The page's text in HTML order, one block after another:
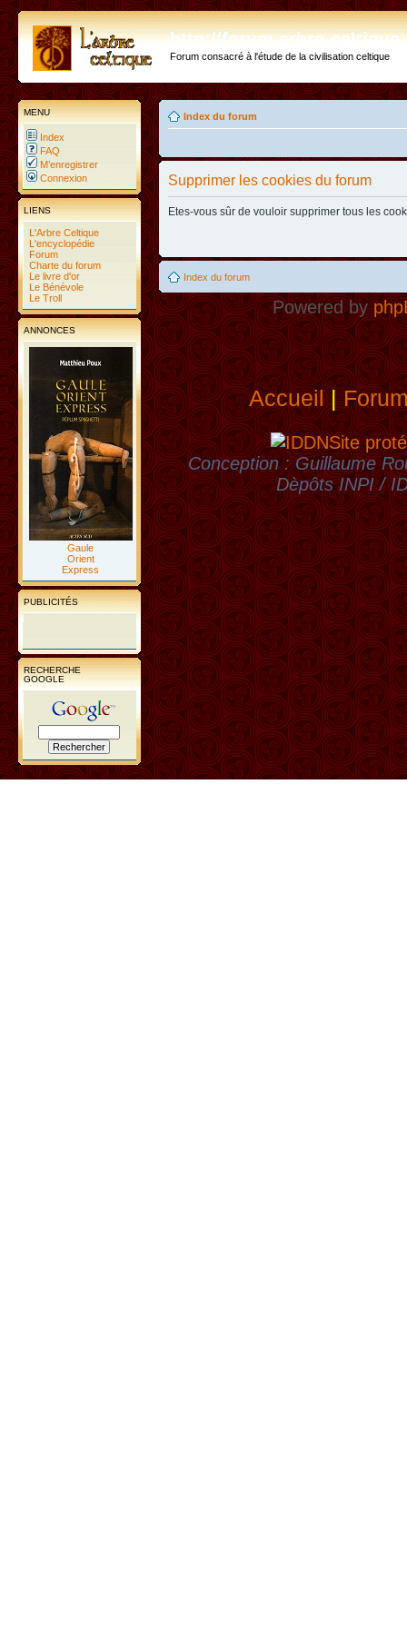
http://forum.arbre-
Forum consacré à l'étude de la civilisation celtique
MENU
Index
FAQ
M’enregistrer
Connexion
LIENS
L'Arbre Celtique
L'encyclopédie
Forum
Charte du forum
Le livre d'or
Le Bénévole
Le Troll
ANNONCES
Gaule
Orient
Express
PUBLICITÉS
RECHERCHE
GOOGLE
Index du forum
Supprimer les cookies du forum
Etes-vous sûr de vouloir supprimer tous les
Index du forum
Powered by
Accueil|
Site
Conception : Guillaume
Dèpôts INPI /